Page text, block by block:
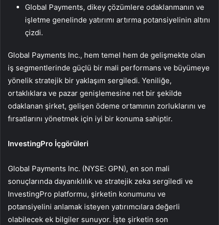
Global Payments, dikey çözümlere odaklanmanın ve
işletme genelinde yatırımı artırma potansiyelinin altını
çizdi.
Global Payments Inc., hem temel hem de gelişmekte olan
iş segmentlerinde güçlü bir mali performans ve büyümeye
yönelik stratejik bir yaklaşım sergiledi. Yeniliğe,
ortaklıklara ve pazar genişlemesine net bir şekilde
odaklanan şirket, gelişen ödeme ortamının zorluklarını ve
fırsatlarını yönetmek için iyi bir konuma sahiptir.
InvestingPro İçgörüleri
Global Payments Inc. (NYSE: GPN), en son mali
sonuçlarında dayanıklılık ve stratejik zeka sergiledi ve
InvestingPro platformu, şirketin konumunu ve
potansiyelini anlamak isteyen yatırımcılara değerli
olabilecek ek bilgiler sunuyor. İşte şirketin son